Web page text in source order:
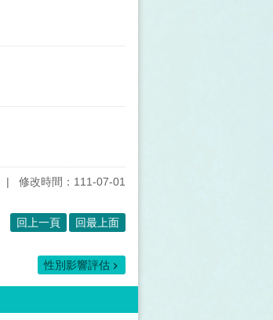
修改時間：111-07-01
回上一頁 回最上面
性別影響評估